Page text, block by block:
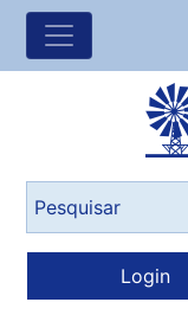
Login